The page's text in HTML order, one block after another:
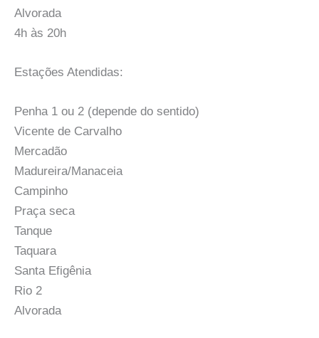
Alvorada
4h às 20h
Estações Atendidas:
Penha 1 ou 2 (depende do sentido)
Vicente de Carvalho
Mercadão
Madureira/Manaceia
Campinho
Praça seca
Tanque
Taquara
Santa Efigênia
Rio 2
Alvorada